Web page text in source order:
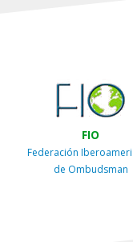
FIO
Federación
de Ombudsman